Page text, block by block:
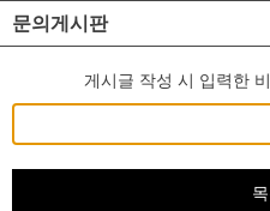
문의게시판
게시글 작성 시 입력한